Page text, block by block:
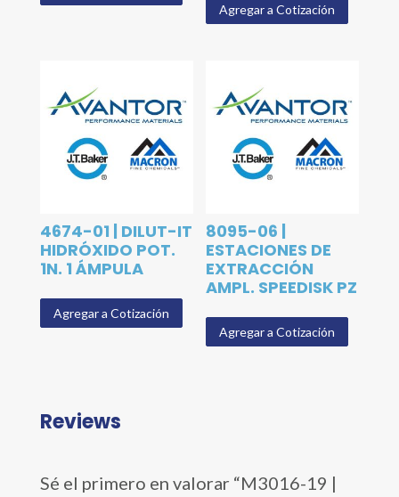
Agregar a Cotización
4674-01 | DILUT-IT
HIDRÓXIDO POT.
1N. 1 ÁMPULA
Agregar a Cotización
8095-06 |
ESTACIONES DE
EXTRACCIÓN
AMPL. SPEEDISK PZ
Agregar a Cotización
Reviews
Sé el primero en valorar “M3016-19 |